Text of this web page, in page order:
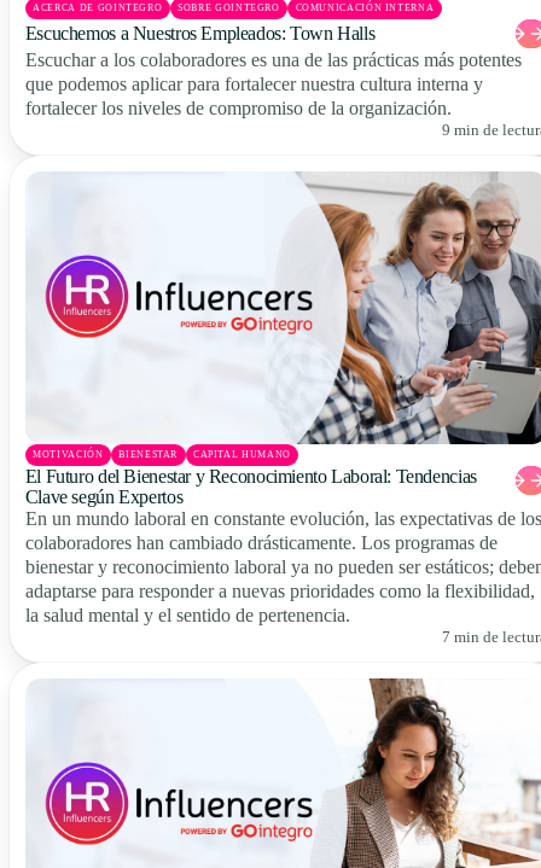
ACERCA DE GOINTEGRO SOBRE GOINTEGRO COMUNICACIÓN INTERNA
Escuchemos a Nuestros Empleados: Town Halls
Escuchar a los colaboradores es una de las prácticas más potentes
que podemos aplicar para fortalecer nuestra cultura interna y
fortalecer los niveles de compromiso de la organización.
9 min de
MOTIVACIÓN BIENESTAR CAPITAL HUMANO
El Futuro del Bienestar y Reconocimiento Laboral: Tendencias
Clave según Expertos
En un mundo laboral en constante evolución, las expectativas de los
colaboradores han cambiado drásticamente. Los programas de
bienestar y reconocimiento laboral ya no pueden ser estáticos;
adaptarse para responder a nuevas prioridades como la flexibilidad,
la salud mental y el sentido de pertenencia.
7 min de